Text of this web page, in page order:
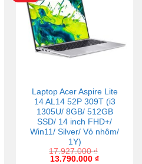
Laptop Acer Aspire Lite
14 AL14 52P 309T (i3
1305U/ 8GB/ 512GB
SSD/ 14 inch FHD+/
Win11/ Silver/ Vỏ nhôm/
1Y)
17.927.000₫
13.790.000 ₫